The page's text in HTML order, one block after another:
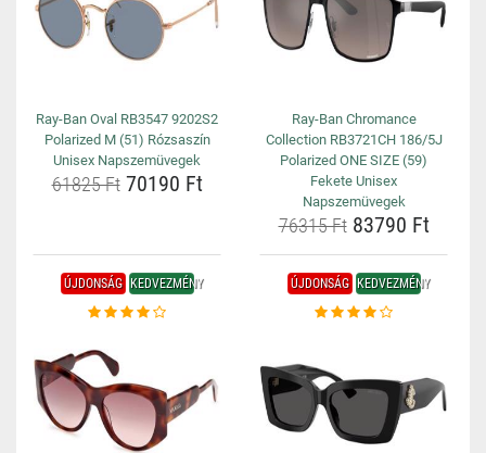
Ray-Ban Oval RB3547 9202S2
Polarized M (51) Rózsaszín
Unisex Napszemüvegek
61825 Ft70190 Ft
Ray-Ban Chromance
Collection RB3721CH 186/5J
Polarized ONE SIZE (59)
Fekete Unisex
Napszemüvegek
76315 Ft83790 Ft
ÚJDONSÁG KEDVEZMÉNY ÚJDONSÁG KEDVEZMÉNY